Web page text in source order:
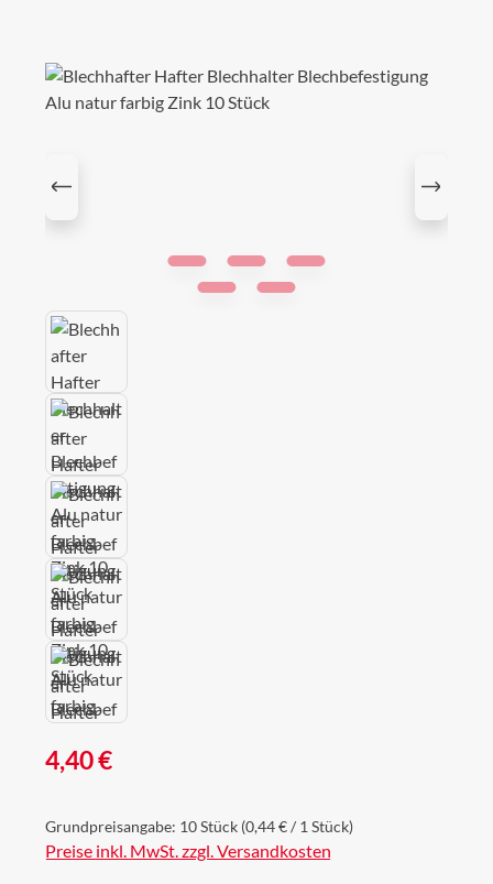
Bildergalerie überspringen
Regulärer Preis:
4,40 €
Grundpreisangabe: 10 Stück (0,44 € / 1 Stück)
Preise inkl. MwSt. zzgl. Versandkosten